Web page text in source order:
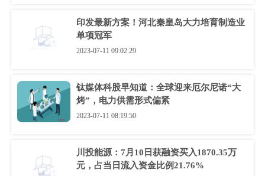
印发最新方案！河北秦皇岛大力培育制造业
单项冠军
2023-07-11 09:02:29
钛媒体科股早知道：全球迎来厄尔尼诺“大
烤”，电力供需形式偏紧
2023-07-11 08:19:50
川投能源：7月10日获融资买入1870.35万
元，占当日流入资金比例21.76%